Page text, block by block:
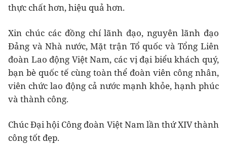
thực chất hơn, hiệu quả hơn.
Xin chúc các đồng chí lãnh đạo, nguyên lãnh đạo
Đảng và Nhà nước, Mặt trận Tổ quốc và Tổng Liên
đoàn Lao động Việt Nam, các vị đại biểu khách quý,
bạn bè quốc tế cùng toàn thể đoàn viên công nhân,
viên chức lao động cả nước mạnh khỏe, hạnh phúc
và thành công.
Chúc Đại hội Công đoàn Việt Nam lần thứ XIV thành
công tốt đẹp.